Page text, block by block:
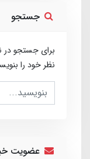
جستجو
برای جستجو در
نظر خود را
عضویت